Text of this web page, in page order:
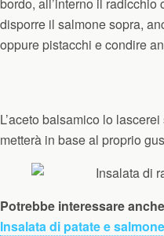
disporre il salmone sopra,
oppure pistacchi e condire
L’aceto balsamico lo
metterà in base al proprio
Potrebbe interessare
Insalata di patate e salmone